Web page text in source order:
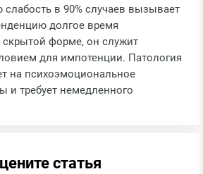
в 90% случаев вызывает
долгое время
скрытой форме, он служит
для импотенции. Патология
на психоэмоциональное
и требует немедленного
статья